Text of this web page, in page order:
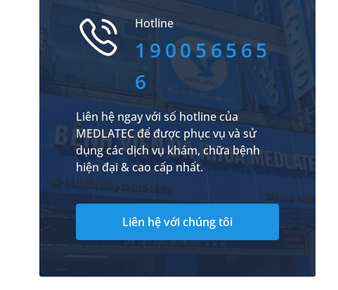
Hotline
190056565
6
Liên hệ ngay với số hotline của
MEDLATEC để được phục vụ và sử
dụng các dịch vụ khám, chữa bệnh
hiện đại & cao cấp nhất.
Liên hệ với chúng tôi